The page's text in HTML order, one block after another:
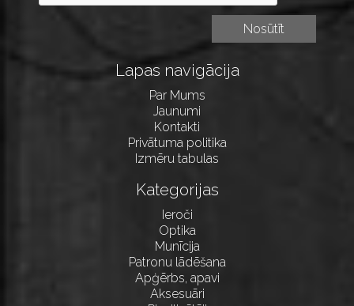
Lapas navigācija
Par Mums
Jaunumi
Kontakti
Privātuma politika
Izmēru tabulas
Kategorijas
Ieroči
Optika
Munīcija
Patronu lādēšana
Apģērbs, apavi
Aksesuāri